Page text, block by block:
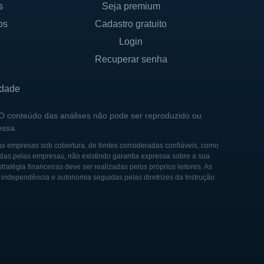
cerâmicos eram
o potencial do nitreto de
para o mercado.
à SINTX não
de produção e
positivo que seus
a posiciona como líder
de
Seja premium
Cadastro gratuito
Login
Recuperar senha
conteúdo das análises não pode ser reproduzido ou
sob cobertura, de fontes consideradas confiáveis, como
pelas empresas, não existindo garantia expressa sobre a sua
financeiras deve ser realizadas pelos próprios leitores. As
e autonomia seguidas pelas diretrizes da Instrução